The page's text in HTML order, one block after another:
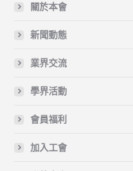
關於本會
新聞動態
業界交流
學界活動
會員福利
加入工會